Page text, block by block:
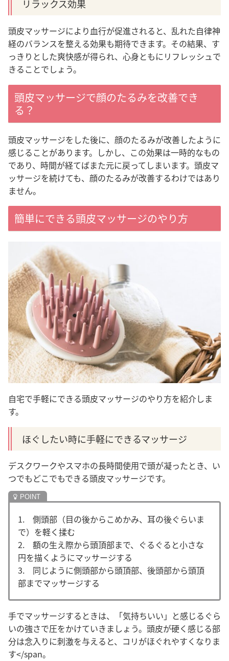
リラックス効果
頭皮マッサージにより血行が促進されると、乱れた自律神
経のバランスを整える効果も期待できます。その結果、す
っきりとした爽快感が得られ、心身ともにリフレッシュで
きることでしょう。
頭皮マッサージで顔のたるみを改善でき
る？
頭皮マッサージをした後に、顔のたるみが改善したように
感じることがあります。しかし、この効果は一時的なもの
であり、時間が経てばまた元に戻ってしまいます。 頭皮マ
ッサージを続けても、顔のたるみが改善するわけではあり
ません。
簡単にできる頭皮マッサージのやり方
自宅で手軽にできる頭皮マッサージのやり方を紹介しま
す。
ほぐしたい時に手軽にできるマッサージ
デスクワークやスマホの長時間使用で頭が凝ったとき、い
つでもどこでもできる頭皮マッサージです。
1. 側頭部（目の後からこめかみ、耳の後ぐらいま
で）を軽く揉む
2. 額の生え際から頭頂部まで、ぐるぐると小さな
円を描くようにマッサージする
3. 同じように側頭部から頭頂部、後頭部から頭頂
部までマッサージする
手でマッサージするときは、「気持ちいい」と感じるぐら
いの強さで圧をかけていきましょう。頭皮が硬く感じる部
分は念入りに刺激を与えると、コリがほぐれやすくなりま
す</span。